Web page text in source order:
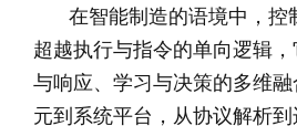
在智能制造的语境中，控
超越执行与指令的单向逻辑
与响应、学习与决策的多维
元到系统平台，从协议解析